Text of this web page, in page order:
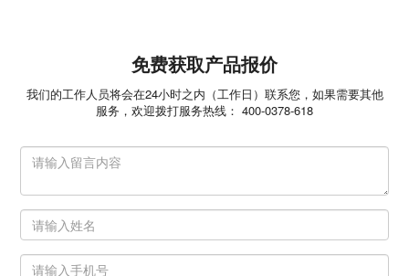
免费获取产品报价
我们的工作人员将会在24小时之内（工作日）联系您，如果需要其他
服务，欢迎拨打服务热线： 400-0378-618